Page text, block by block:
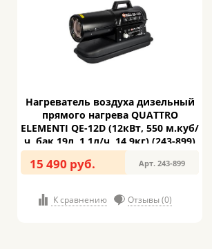
Нагреватель воздуха дизельный
прямого нагрева QUATTRO
ELEMENTI QE-12D (12кВт, 550 м.куб/
ч, бак 19л, 1,1л/ч, 14,9кг) (243-899)
15 490 руб. Арт. 243-899
К сравнению Отзывы (0)